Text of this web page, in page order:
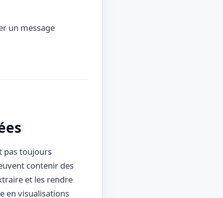
un message
pas toujours
contenir des
et les rendre
en visualisations